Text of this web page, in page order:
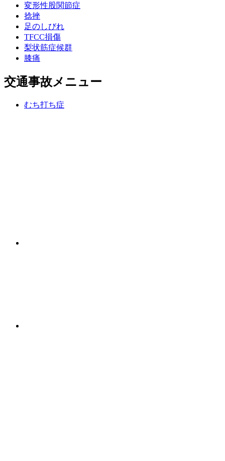
変形性股関節症
捻挫
足のしびれ
TFCC損傷
梨状筋症候群
膝痛
交通事故メニュー
むち打ち症